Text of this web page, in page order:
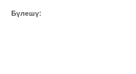
Бүлешү: